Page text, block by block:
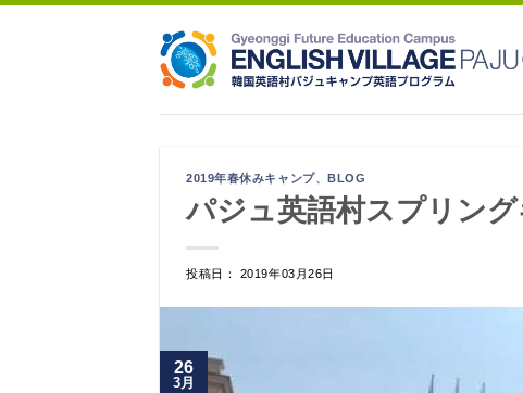
2019年春休みキャンプ、BLOG
パジュ英語村スプリン
投稿日： 2019年03月26日
26
3月